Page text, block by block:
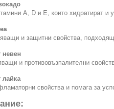
А, D и E, които хидратират и
и защитни свойства,
невен
и противовъзпалителни
лайка
свойства и помага за